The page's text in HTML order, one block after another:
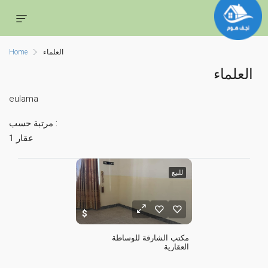
Home العلماء
العلماء
eulama
1 عقار
مرتبة حسب :
للبيع
العقارية